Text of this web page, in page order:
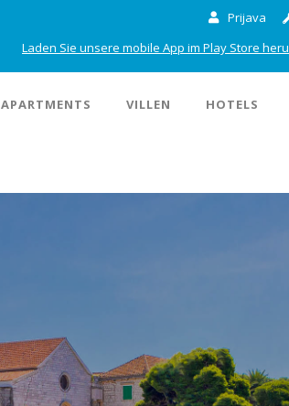
Prijava
Laden Sie unsere mobile App im Play Store
APARTMENTS VILLEN HOTELS